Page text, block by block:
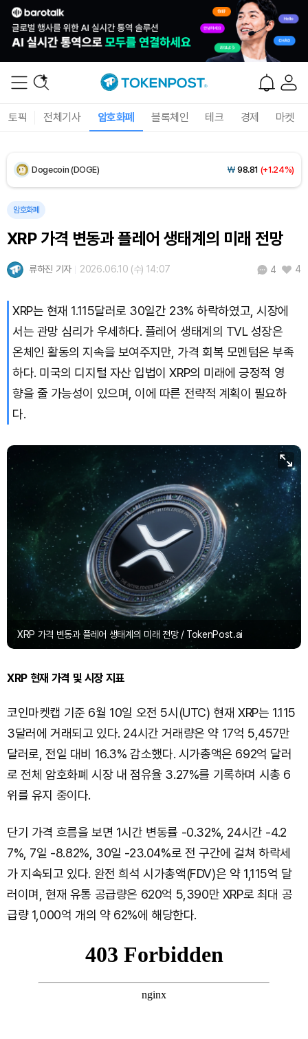
토픽 전체기사 암호화폐 블록체인 테크 경제 마켓
Solana (SOL) ₩ 105,226(+2.50%)
Bitcoin (BTC) 91,414,719 (+0.90%)
암호화폐
XRP 가격 변동과 플레어 생태계의 미래 전망
류하진 기자 2026.06.10 (수) 14:07 4 4
XRP는 현재 1.115달러로 30일간 23% 하락하였고, 시장에
서는 관망 심리가 우세하다. 플레어 생태계의 TVL 성장은
온체인 활동의 지속을 보여주지만, 가격 회복 모멘텀은 부족
하다. 미국의 디지털 자산 입법이 XRP의 미래에 긍정적 영
향을 줄 가능성이 있으며, 이에 따른 전략적 계획이 필요하
다.
XRP 가격 변동과 플레어 생태계의 미래 전망 / TokenPost.ai
XRP 현재 가격 및 시장 지표
코인마켓캡 기준 6월 10일 오전 5시(UTC) 현재 XRP는 1.115
3달러에 거래되고 있다. 24시간 거래량은 약 17억 5,457만
달러로, 전일 대비 16.3% 감소했다. 시가총액은 692억 달러
로 전체 암호화폐 시장 내 점유율 3.27%를 기록하며 시총 6
위를 유지 중이다.
단기 가격 흐름을 보면 1시간 변동률 -0.32%, 24시간 -4.2
7%, 7일 -8.82%, 30일 -23.04%로 전 구간에 걸쳐 하락세
가 지속되고 있다. 완전 희석 시가총액(FDV)은 약 1,115억 달
러이며, 현재 유통 공급량은 620억 5,390만 XRP로 최대 공
급량 1,000억 개의 약 62%에 해당한다.